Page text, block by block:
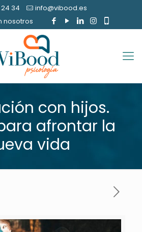
24 34
info@vibood.es
nosotros
con hijos.
afrontar la
vida